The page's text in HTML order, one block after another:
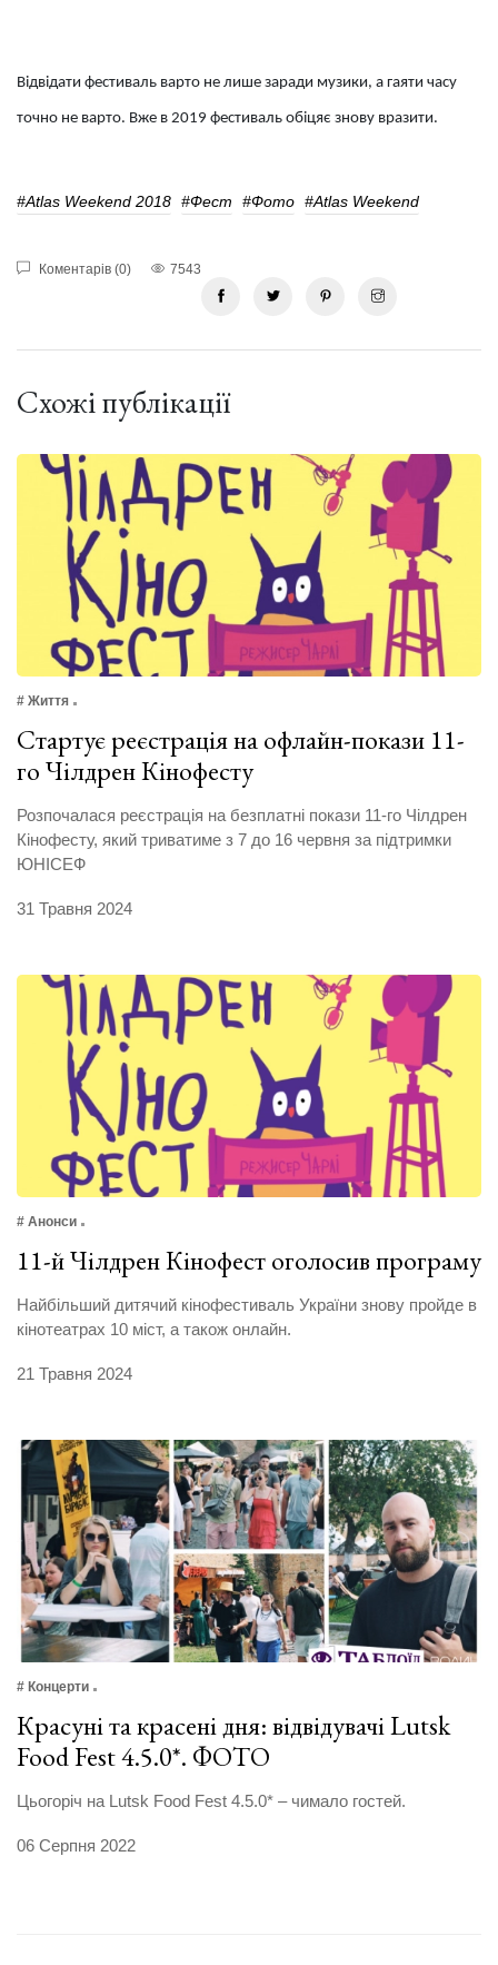
Відвідати фестиваль варто не лише заради музики, а гаяти часу
точно не варто. Вже в 2019 фестиваль обіцяє знову вразити.
#Atlas Weekend 2018 #Фест #фото #Atlas Weekend
Коментарів (0) 7543
Схожі публікації
# Життя
Стартує реєстрація на офлайн-покази 11-
го Чілдрен Кінофесту
Розпочалася реєстрація на безплатні покази 11-го Чілдрен
Кінофесту, який триватиме з 7 до 16 червня за підтримки
ЮНІСЕФ
31 Травня 2024
# Анонси
11-й Чілдрен Кінофест оголосив програму
Найбільший дитячий кінофестиваль України знову пройде в
кінотеатрах 10 міст, а також онлайн.
21 Травня 2024
# Концерти
Красуні та красені дня: відвідувачі Lutsk
Food Fest 4.5.0*. ФОТО
Цьогоріч на Lutsk Food Fest 4.5.0* – чимало гостей.
06 Серпня 2022